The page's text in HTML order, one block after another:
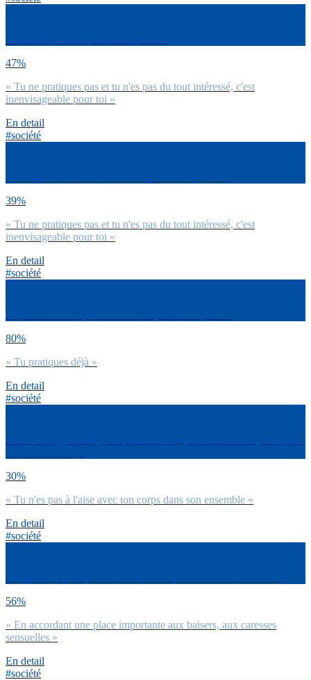
47%
« Tu ne pratiques pas et tu n'es pas du tout intéressé, c'est
inenvisageable pour toi »
En detail
#société
39%
« Tu ne pratiques pas et tu n'es pas du tout intéressé, c'est
inenvisageable pour toi »
En detail
#société
80%
« Tu pratiques déjà »
En detail
#société
30%
« Tu n'es pas à l'aise avec ton corps dans son ensemble »
En detail
#société
56%
« En accordant une place importante aux baisers, aux caresses
sensuelles »
En detail
#société